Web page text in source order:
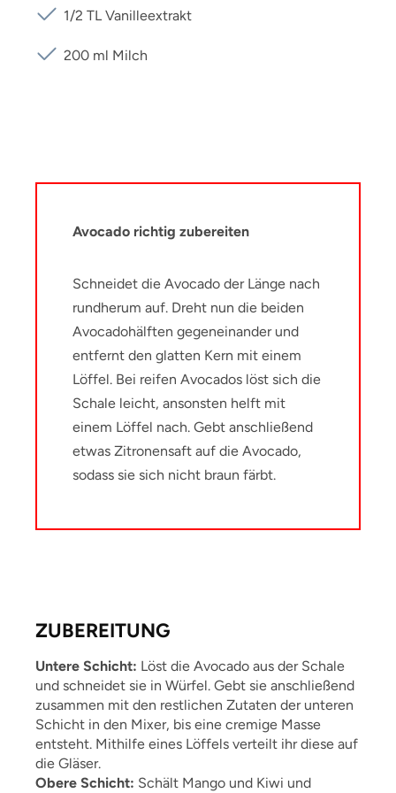
1/2 TL Vanilleextrakt
200 ml Milch
Avocado richtig zubereiten
Schneidet die Avocado der Länge nach
rundherum auf. Dreht nun die beiden
Avocadohälften gegeneinander und
entfernt den glatten Kern mit einem
Löffel. Bei reifen Avocados löst sich die
Schale leicht, ansonsten helft mit
einem Löffel nach. Gebt anschließend
etwas Zitronensaft auf die Avocado,
sodass sie sich nicht braun färbt.
ZUBEREITUNG
Untere Schicht: Löst die Avocado aus der Schale
und schneidet sie in Würfel. Gebt sie anschließend
zusammen mit den restlichen Zutaten der unteren
Schicht in den Mixer, bis eine cremige Masse
entsteht. Mithilfe eines Löffels verteilt ihr diese auf
die Gläser.
Obere Schicht: Schält Mango und Kiwi und